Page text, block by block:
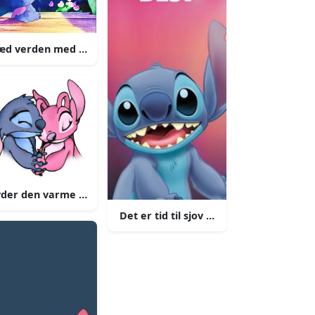
inspireret magi
verden med stitch
den varme dag
Det er tid til sjov med stitch